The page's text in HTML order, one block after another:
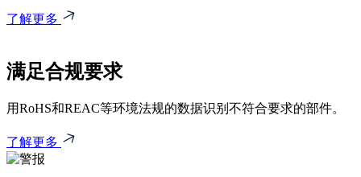
了解更多
满足合规要求
用RoHS和REAC等环境法规的数据识别不符合要求的部件。
了解更多